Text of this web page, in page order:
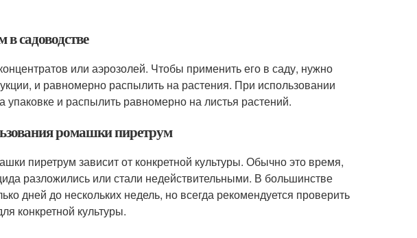
садоводстве
или аэрозолей. Чтобы применить его в саду, нужно
и равномерно распылить на растения. При использовании
упаковке и распылить равномерно на листья растений.
ромашки пиретрум
пиретрум зависит от конкретной культуры. Обычно это время,
разложились или стали недействительными. В большинстве
дней до нескольких недель, но всегда рекомендуется проверить
конкретной культуры.